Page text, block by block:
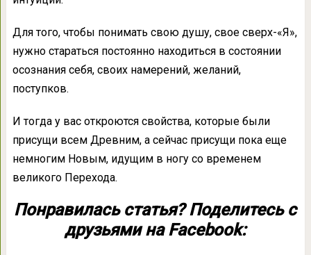
Для того, чтобы понимать свою душу, свое сверх-«Я»,
нужно стараться постоянно находиться в состоянии
осознания себя, своих намерений, желаний,
поступков.
И тогда у вас откроются свойства, которые были
присущи всем Древним, а сейчас присущи пока еще
немногим Новым, идущим в ногу со временем
великого Перехода.
Понравилась статья? Поделитесь с
друзьями на Facebook: